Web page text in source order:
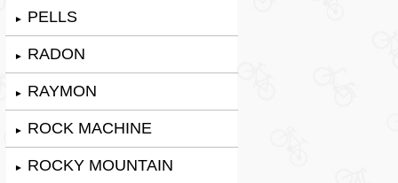
► PELLS
► RADON
► RAYMON
► ROCK MACHINE
► ROCKY MOUNTAIN